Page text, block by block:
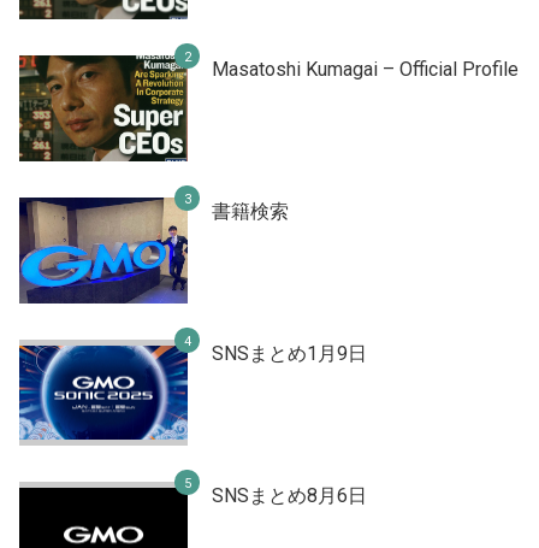
Masatoshi Kumagai – Official Profile
書籍検索
SNSまとめ1月9日
SNSまとめ8月6日